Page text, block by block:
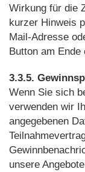
Wirkung für die
kurzer Hinweis
Mail-Adresse
Button am
3.3.5.
Wenn Sie sich
verwenden wir
angegebenen
unsere